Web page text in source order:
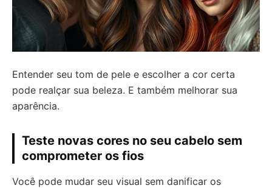
Entender seu tom de pele e escolher a cor certa
pode realçar sua beleza. E também melhorar sua
aparência.
Teste novas cores no seu cabelo sem
comprometer os fios
Você pode mudar seu visual sem danificar os